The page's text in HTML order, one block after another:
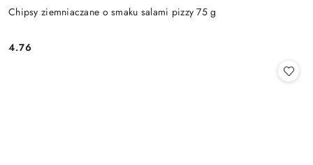
Chipsy ziemniaczane o smaku salami pizzy 75 g
Cena:
4.76